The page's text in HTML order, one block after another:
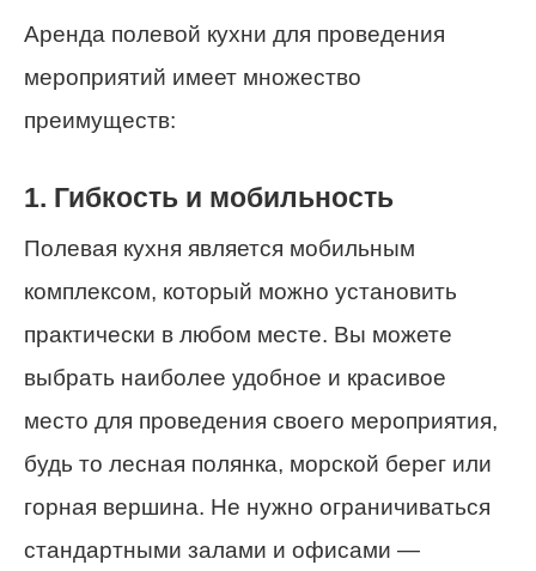
Аренда полевой кухни для проведения
мероприятий имеет множество
преимуществ:
1. Гибкость и мобильность
Полевая кухня является мобильным
комплексом, который можно установить
практически в любом месте. Вы можете
выбрать наиболее удобное и красивое
место для проведения своего мероприятия,
будь то лесная полянка, морской берег или
горная вершина. Не нужно ограничиваться
стандартными залами и офисами —